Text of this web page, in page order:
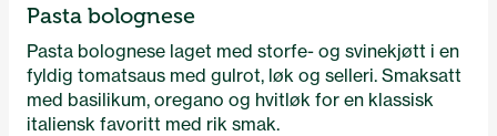
Pasta bolognese
Pasta bolognese laget med storfe- og svinekjøtt i en
fyldig tomatsaus med gulrot, løk og selleri. Smaksatt
med basilikum, oregano og hvitløk for en klassisk
italiensk favoritt med rik smak.